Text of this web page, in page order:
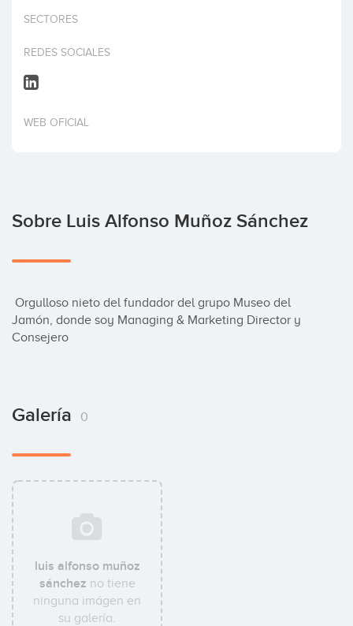
Invertir
SECTORES
REDES SOCIALES
WEB OFICIAL
Sobre Luis Alfonso Muñoz Sánchez
Jamón, donde soy Managing & Marketing Director y
Consejero
Galería 0
luis alfonso muñoz
sánchez no tiene
ninguna imágen en
su galería.